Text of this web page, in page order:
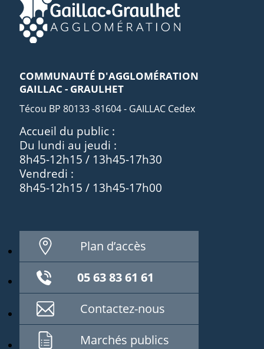
COMMUNAUTÉ D'AGGLOMÉRATION
GAILLAC - GRAULHET
Técou BP 80133 -81604 - GAILLAC Cedex
Accueil du public :
Du lundi au jeudi :
8h45-12h15 / 13h45-17h30
Vendredi :
8h45-12h15 / 13h45-17h00
Plan d’accès
05 63 83 61 61
Contactez-nous
Marchés publics